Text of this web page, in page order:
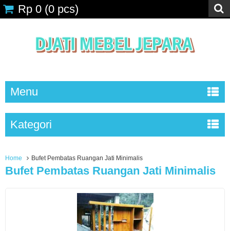
Rp 0 (0 pcs)
Menu
Kategori
Home Bufet Pembatas Ruangan Jati Minimalis
Bufet Pembatas Ruangan Jati Minimalis